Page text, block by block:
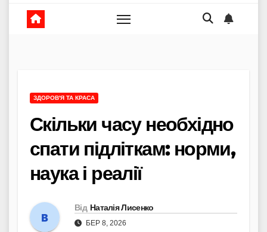
ЗДОРОВ'Я ТА КРАСА
Скільки часу необхідно
спати підліткам: норми,
наука і реалії
Від Наталія Лисенко
БЕР 8, 2026